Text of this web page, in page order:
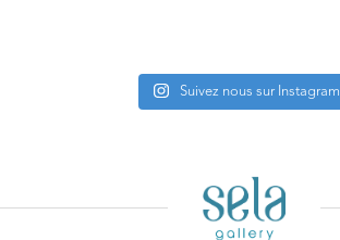
Suivez nous sur Instagram